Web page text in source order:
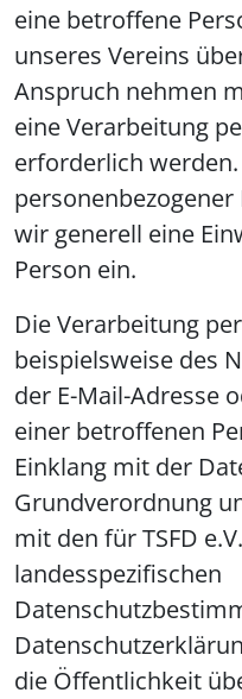
eine betroffene
unseres Vereins
Anspruch nehmen
eine Verarbeitung
erforderlich
wir generell eine
Person ein.
Die Verarbeitung
beispielsweise des
der E-Mail-Adresse
einer betroffenen
Einklang mit der
Grundverordnung
mit den für TSFD
landesspezifischen
die Öffentlichkeit